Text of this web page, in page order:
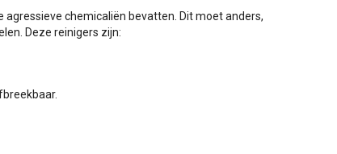
chemicaliën bevatten. Dit moet anders,
Deze reinigers zijn: